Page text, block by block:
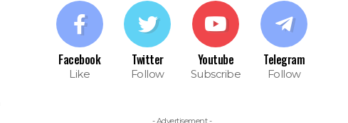
Facebook
Like
Twitter
Follow
Youtube
Subscribe
Telegram
Follow
- Advertisement -